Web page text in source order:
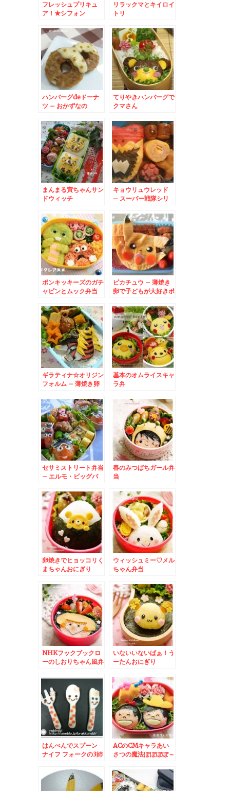
フレッシュプリキュ
ア！★シフォン
リラックマとキイロイ
トリ
ハンバーグdeドーナ
ツ – おかずなの
ーツ弁
てりやきハンバーグで
クマさん
まんまる寅ちゃんサン
ドウィッチ
キョウリュウレッド
– スーパー戦隊シリ
ーのリーダー♪
ポンキッキーズのガチ
ャピンとムック弁当
ピカチュウ – 薄焼き
卵で子どもが大好きポ
愛いキャラに♪
ギラティナ☆オリジン
フォルム – 薄焼き卵
基本のオムライスキャ
ラ弁
セサミストリート弁当
– エルモ・ビッグバ
ニー・バード大集合
春のみつばちガール弁
当
卵焼きでヒョッコリく
まちゃんおにぎり
ウィッシュミー♡メル
ちゃん弁当
NHKフックブックロ
ーのしおりちゃん風弁
いないいないばぁ！う
ーたんおにぎり
はんぺんでスプーン
ナイフ フォークの3姉
ACのCMキャラあい
さつの魔法ぽぽぽぽ～